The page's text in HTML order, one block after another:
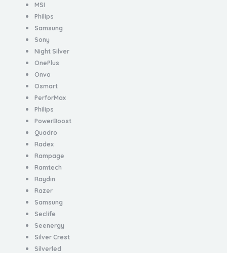
MSI
Philips
Samsung
Sony
Night Silver
OnePlus
Onvo
Osmart
PerforMax
Philips
PowerBoost
Quadro
Radex
Rampage
Ramtech
Raydın
Razer
Samsung
Seclife
Seenergy
Silver Crest
Silverled